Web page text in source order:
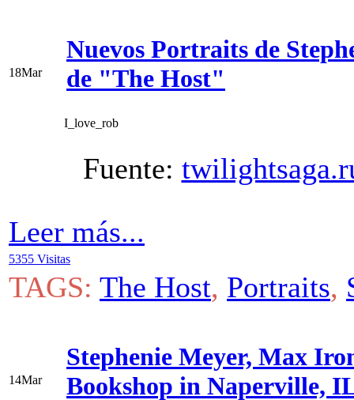
18Mar
Nuevos Portraits de
de "The Host"
I_love_rob
Fuente:
Leer más...
5355 Visitas
TAGS: The Host, Portraits,
14Mar
Stephenie Meyer, Max
Bookshop in Naperville,